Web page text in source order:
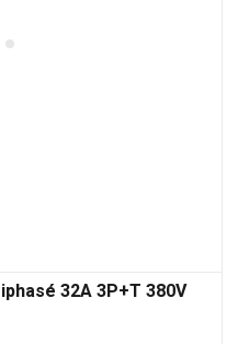
32A 3P+T 380V